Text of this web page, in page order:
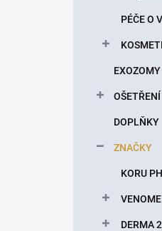
PÉČE O
EXOZOMY
OŠETŘENÍ
DOPLŇKY
ZNAČKY
KORU
VENOME
DERMA